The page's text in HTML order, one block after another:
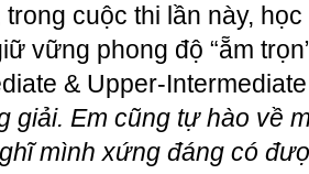
trong cuộc thi lần này,
vững phong độ “ẵm
& Upper-
giải. Em cũng tự hào về
mình xứng đáng có